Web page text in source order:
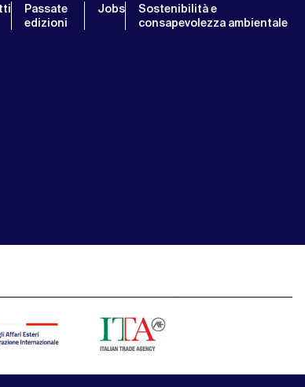
Passate
edizioni
Jobs
Sostenibilità e
consapevolezza ambientale